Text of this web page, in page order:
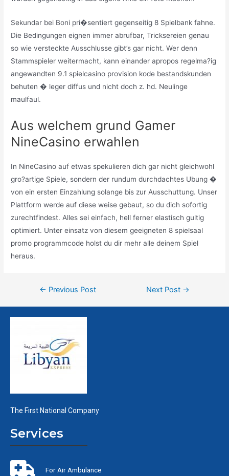
Sekundar bei Boni pri�sentiert gegenseitig 8 Spielbank fahne.
Die Bedingungen eignen immer abrufbar, Tricksereien genau
so wie versteckte Ausschlusse gibt’s gar nicht. Wer denn
Stammspieler weitermacht, kann einander apropos regelma?ig
angewandten 9.1 spielcasino provision kode bestandskunden
behuten � leger diffus und nicht doch z. hd. Neulinge
maulfaul.
Aus welchem grund Gamer
NineCasino erwahlen
In NineCasino auf etwas spekulieren dich gar nicht gleichwohl
gro?artige Spiele, sondern der rundum durchdachtes Ubung �
von ein ersten Einzahlung solange bis zur Ausschuttung. Unser
Plattform werde auf diese weise gebaut, so du dich sofortig
zurechtfindest. Alles sei einfach, hell ferner elastisch gultig
optimiert. Unter einsatz von diesem geeigneten 8 spielsaal
promo programmcode holst du dir mehr alle deinem Spiel
heraus.
← Previous Post Next Post →
The First National Company
Services
For Air Ambulance